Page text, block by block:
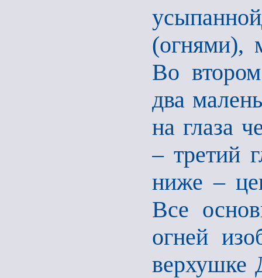
(огнями),
Во
два
на глаза
– третий
ниже –
Все
огней
верхушке